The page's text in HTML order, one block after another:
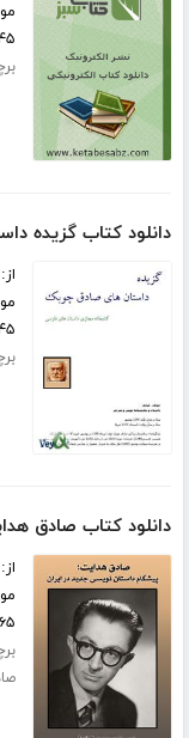
۴۵
دانلود کتاب گزیده
۴۵
دانلود کتاب صادق
از:
۱۶۵